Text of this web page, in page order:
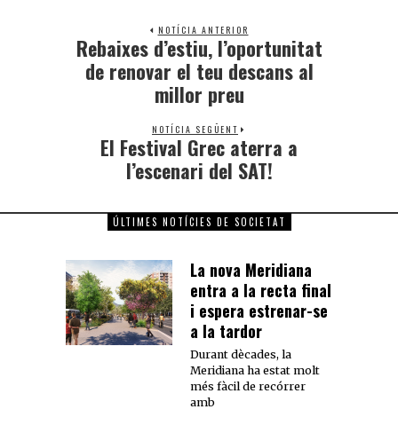
NOTÍCIA ANTERIOR
Rebaixes d’estiu, l’oportunitat
de renovar el teu descans al
millor preu
NOTÍCIA SEGÜENT
El Festival Grec aterra a
l’escenari del SAT!
ÚLTIMES NOTÍCIES DE SOCIETAT
La nova Meridiana
entra a la recta final
i espera estrenar-se
a la tardor
Durant dècades, la
Meridiana ha estat molt
més fàcil de recórrer
amb